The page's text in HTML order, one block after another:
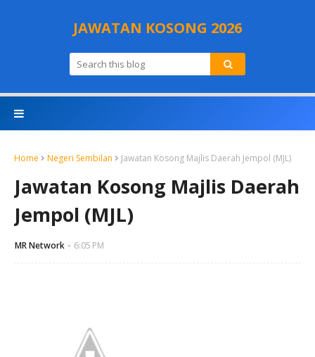
JAWATAN KOSONG 2026
Home Negeri Sembilan Jawatan Kosong Majlis Daerah Jempol (MJL)
Jawatan Kosong Majlis Daerah
Jempol (MJL)
MR Network 6:05 PM